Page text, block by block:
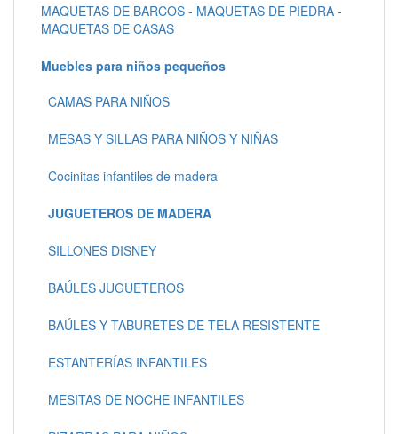
MAQUETAS DE BARCOS - MAQUETAS DE PIEDRA -
MAQUETAS DE CASAS
Muebles para niños pequeños
CAMAS PARA NIÑOS
MESAS Y SILLAS PARA NIÑOS Y NIÑAS
Cocinitas infantiles de madera
JUGUETEROS DE MADERA
SILLONES DISNEY
BAÚLES JUGUETEROS
BAÚLES Y TABURETES DE TELA RESISTENTE
ESTANTERÍAS INFANTILES
MESITAS DE NOCHE INFANTILES